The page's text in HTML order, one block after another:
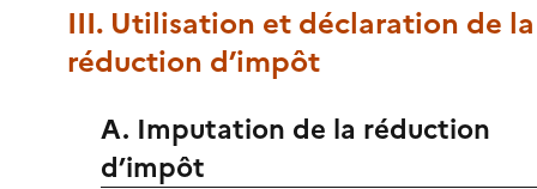
III. Utilisation et déclaration de la
réduction d’impôt
A. Imputation de la réduction
d’impôt